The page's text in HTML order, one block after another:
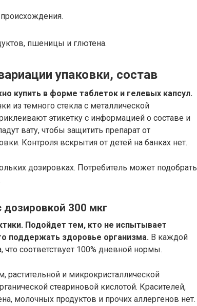
происхождения.
пшеницы и глютена.
упаковки, состав
купить в форме таблеток и гелевых капсул.
из темного стекла с металлической
этикетку с информацией о составе и
вату, чтобы защитить препарат от
Контроля вскрытия от детей на банках нет.
дозировках. Потребитель может подобрать
дозировкой 300 мкг
Подойдет тем, кто не испытывает
поддержать здоровье организма. В каждой
что соответствует 100% дневной нормы.
и микрокристаллической
стеариновой кислотой. Красителей,
молочных продуктов и прочих аллергенов нет.